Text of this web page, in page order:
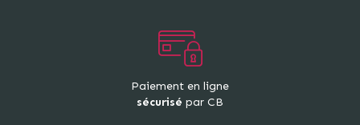
Paiement en ligne
sécurisé par CB